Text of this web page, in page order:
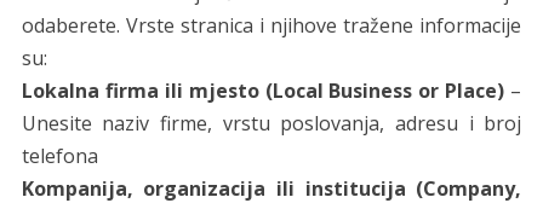
odaberete. Vrste stranica i njihove tražene informacije
su:
Lokalna firma ili mjesto (Local Business or Place) –
Unesite naziv firme, vrstu poslovanja, adresu i broj
telefona
Kompanija, organizacija ili institucija (Company,